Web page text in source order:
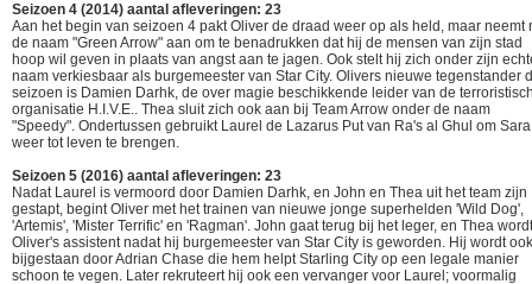
Seizoen 4 (2014) aantal afleveringen: 23
Aan het begin van seizoen 4 pakt Oliver de draad weer op als held, maar neemt
de naam "Green Arrow" aan om te benadrukken dat hij de mensen van zijn stad
hoop wil geven in plaats van angst aan te jagen. Ook stelt hij zich onder zijn
naam verkiesbaar als burgemeester van Star City. Olivers nieuwe tegenstander
seizoen is Damien Darhk, de over magie beschikkende leider van de
organisatie H.I.V.E.. Thea sluit zich ook aan bij Team Arrow onder de naam
"Speedy". Ondertussen gebruikt Laurel de Lazarus Put van Ra's al Ghul om Sara
weer tot leven te brengen.
Seizoen 5 (2016) aantal afleveringen: 23
Nadat Laurel is vermoord door Damien Darhk, en John en Thea uit het team zijn
gestapt, begint Oliver met het trainen van nieuwe jonge superhelden 'Wild Dog',
'Artemis', 'Mister Terrific' en 'Ragman'. John gaat terug bij het leger, en Thea wordt
Oliver's assistent nadat hij burgemeester van Star City is geworden. Hij wordt ook
bijgestaan door Adrian Chase die hem helpt Starling City op een legale manier
schoon te vegen. Later rekruteert hij ook een vervanger voor Laurel; voormalig